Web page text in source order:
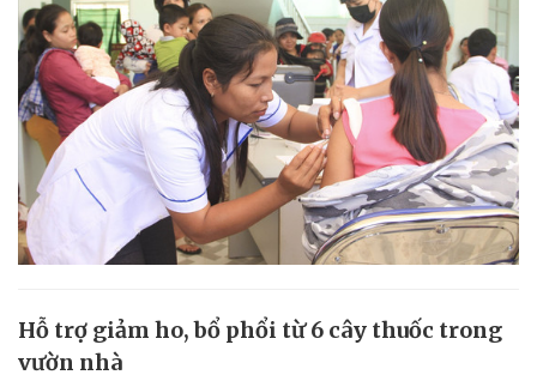
Hỗ trợ giảm ho, bổ phổi từ 6 cây thuốc trong
vườn nhà